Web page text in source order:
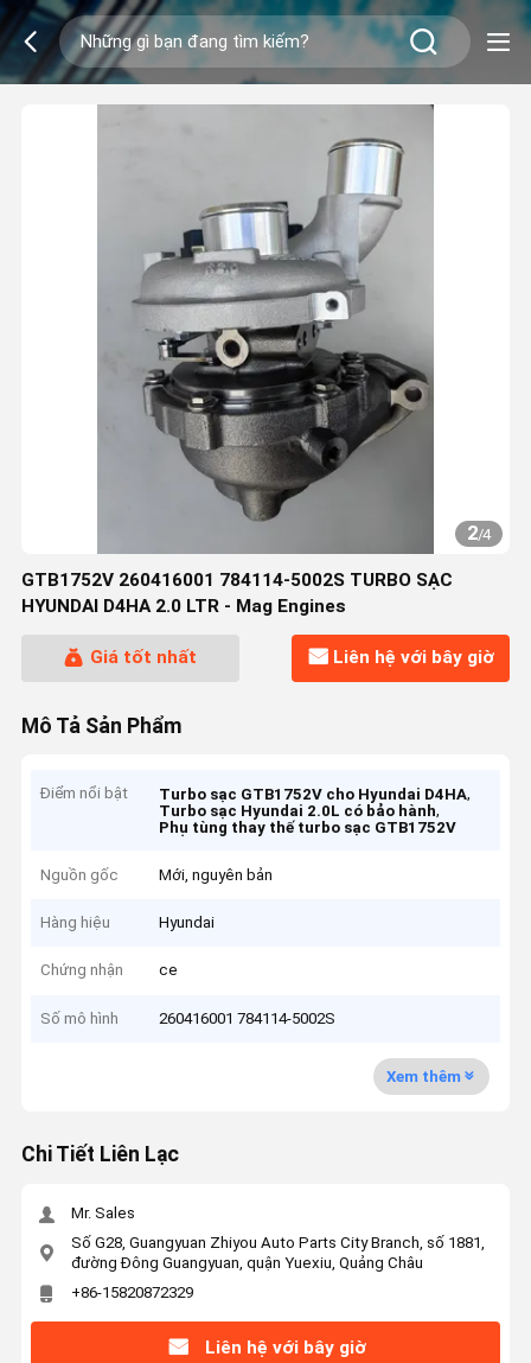
2/4
GTB1752V 260416001 784114-5002S TURBO SẠC
HYUNDAI D4HA 2.0 LTR - Mag Engines
Giá tốt nhất Liên hệ với bây giờ
Mô Tả Sản Phẩm
Điểm nổi bật Turbo sạc GTB1752V cho Hyundai D4HA,
Turbo sạc Hyundai 2.0L có bảo hành,
Phụ tùng thay thế turbo sạc GTB1752V
Nguồn gốc Mới, nguyên bản
Hàng hiệu Hyundai
Chứng nhận ce
Số mô hình 260416001 784114-5002S
Xem thêm
Chi Tiết Liên Lạc
Mr. Sales
Số G28, Guangyuan Zhiyou Auto Parts City Branch, số 1881,
đường Đông Guangyuan, quận Yuexiu, Quảng Châu
+86-15820872329
Liên hệ với bây giờ